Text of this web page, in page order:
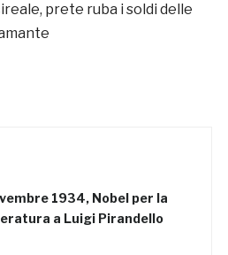
prete ruba i soldi delle
1934, Nobel per la
a Luigi Pirandello